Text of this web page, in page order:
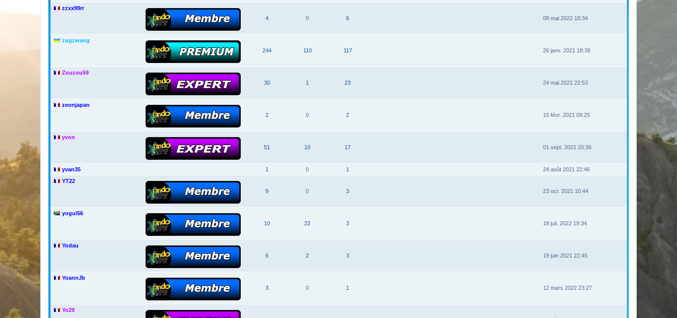
zzxx99rr
4
0 6 08 mai 2022 18:34
zugzwang
244
110 117 26 janv. 2021 18:38
Zouzou59
30
1 23 24 mai 2021 22:53
zeonjapan
2
0 2 15 févr. 2021 09:25
yvon
51
10 17 01 sept. 2021 20:36
yvan35 1 0 1
24 août 2021 22:46
YT22
9
0 3 23 oct. 2021 10:44
yogui56
10
22 3 18 juil. 2022 19:34
Yodau
6
2 3 19 juin 2021 22:45
YoannJb
3
0 1 12 mars 2022 23:27
Yo29